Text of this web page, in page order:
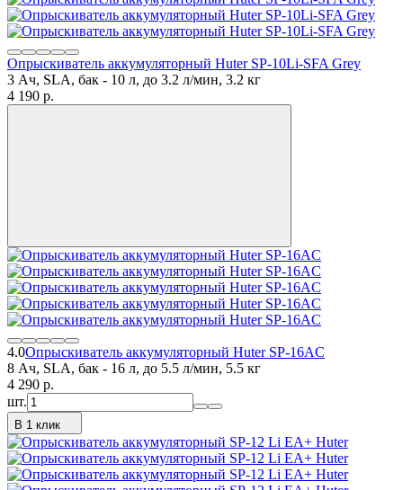
Опрыскиватель аккумуляторный Huter SP-10Li-SFA Grey
3 Ач, SLA, бак - 10 л, до 3.2 л/мин, 3.2 кг
4 190 p.
4.0Опрыскиватель аккумуляторный Huter SP-16AC
8 Ач, SLA, бак - 16 л, до 5.5 л/мин, 5.5 кг
4 290 p.
шт.
В 1 клик